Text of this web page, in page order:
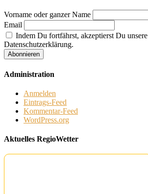
Vorname oder ganzer Name
Email
Indem Du fortfährst, akzeptierst Du unsere
Datenschutzerklärung.
Administration
Anmelden
Eintrags-Feed
Kommentar-Feed
WordPress.org
Aktuelles RegioWetter